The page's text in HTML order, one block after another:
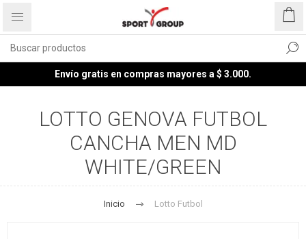
Envío gratis en compras mayores a $ 3.000.
LOTTO GENOVA FUTBOL
CANCHA MEN MD
WHITE/GREEN
Inicio Lotto Futbol